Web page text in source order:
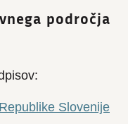
področja
Slovenije